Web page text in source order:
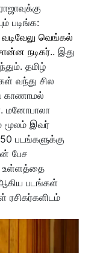
படிங்க:
வெங்கல்
நடிகர்.. இது
தமிழ்
வந்து சில
காணாமல்
மனோபாலா
மூலம் இவர்
படங்களுக்கு
பேச
உள்ளத்தை
ஆகிய படங்கள்